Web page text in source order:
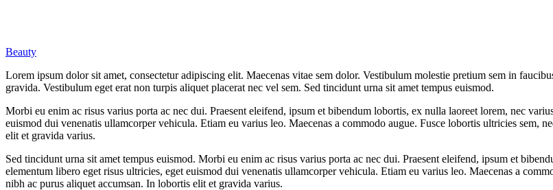
Beauty
Lorem ipsum dolor sit amet, consectetur adipiscing elit. Maecenas vitae sem dolor. Vestibulum molestie pretium sem in
gravida. Vestibulum eget erat non turpis aliquet placerat nec vel sem. Sed tincidunt urna sit amet tempus euismod.
Morbi eu enim ac risus varius porta ac nec dui. Praesent eleifend, ipsum et bibendum lobortis, ex nulla laoreet lorem, nec
euismod dui venenatis ullamcorper vehicula. Etiam eu varius leo. Maecenas a commodo augue. Fusce lobortis ultricies sem,
elit et gravida varius.
Sed tincidunt urna sit amet tempus euismod. Morbi eu enim ac risus varius porta ac nec dui. Praesent eleifend, ipsum et
elementum libero eget risus ultricies, eget euismod dui venenatis ullamcorper vehicula. Etiam eu varius leo. Maecenas a
nibh ac purus aliquet accumsan. In lobortis elit et gravida varius.